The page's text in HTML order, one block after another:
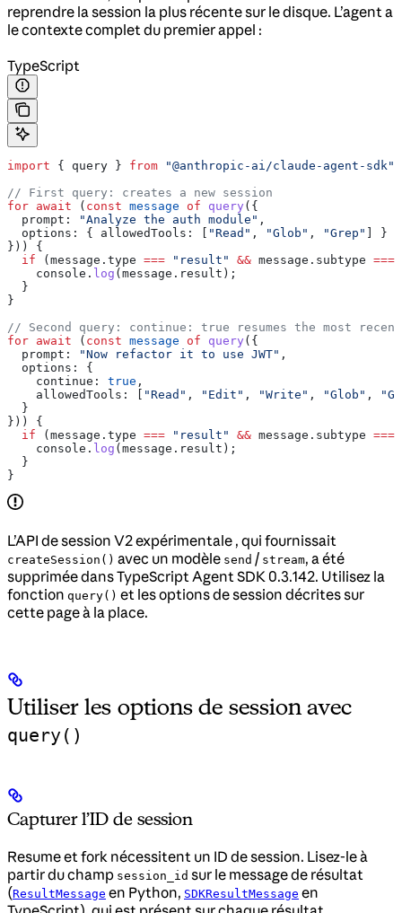
reprendre la session la plus récente sur le disque. L’agent a
le contexte complet du premier appel :
TypeScript
import { query } from "@anthropic-ai/claude-agent-sdk"
// First query: creates a new session
for await ( const message of query ({
  prompt:
"Analyze the auth module" ,
  options:
{ allowedTools: [ "Read" , "Glob" , "Grep" ] }
})) {
  if
(message . type === "result" && message . subtype ===
    console
. log (message . result );
  }
}
// Second query: continue: true resumes the most
for await ( const message of query ({
  prompt:
"Now refactor it to use JWT" ,
  options:
{
    continue:
true ,
    allowedTools:
[ "Read" , "Edit" , "Write" , "Glob" ,
  }
})) {
  if
(message . type === "result" && message . subtype ===
    console
. log (message . result );
  }
}
L’API de session V2 expérimentale , qui fournissait
createSession() avec un modèle send / stream, a été
supprimée dans TypeScript Agent SDK 0.3.142. Utilisez la
fonction query() et les options de session décrites sur
cette page à la place.
Utiliser les options de session avec
query()
Capturer l’ID de session
Resume et fork nécessitent un ID de session. Lisez-le à
partir du champ session_id sur le message de résultat
(ResultMessage en Python, SDKResultMessage en